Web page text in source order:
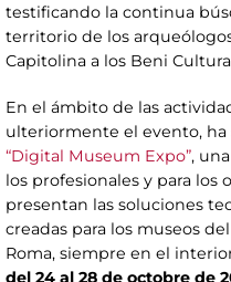
testificando la continua
territorio de los
Capitolina a los Beni
En el ámbito de las
ulteriormente el evento,
“Digital Museum Expo”,
los profesionales y para los
presentan las soluciones
creadas para los museos
Roma, siempre en el
del 24 al 28 de octobre de